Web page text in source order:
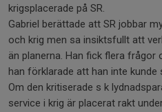
krigsplacerade på SR.
Gabriel berättade att SR jobbar
och krig men sa insiktsfullt att
än planerna. Han fick flera
han förklarade att han inte kunde
Om den kritiserade s k
service i krig är placerat rakt